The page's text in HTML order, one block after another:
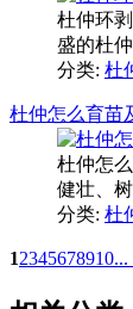
杜仲环
盛的杜
分类: 杜
杜仲怎么育苗
杜仲怎
健壮、
分类: 杜
12345678910...